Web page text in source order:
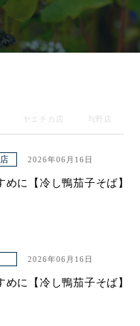
ヤエチカ店 与野店
2026年06月16日
めに【冷し鴨茄子そば】
2026年06月16日
めに【冷し鴨茄子そば】